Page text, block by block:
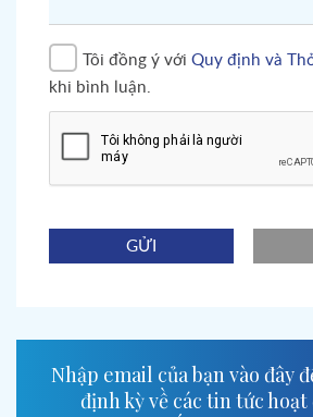
Tôi đồng ý với Quy định và
khi bình luận.
GỬI
Nhập email của bạn vào đây
định kỳ về các tin tức